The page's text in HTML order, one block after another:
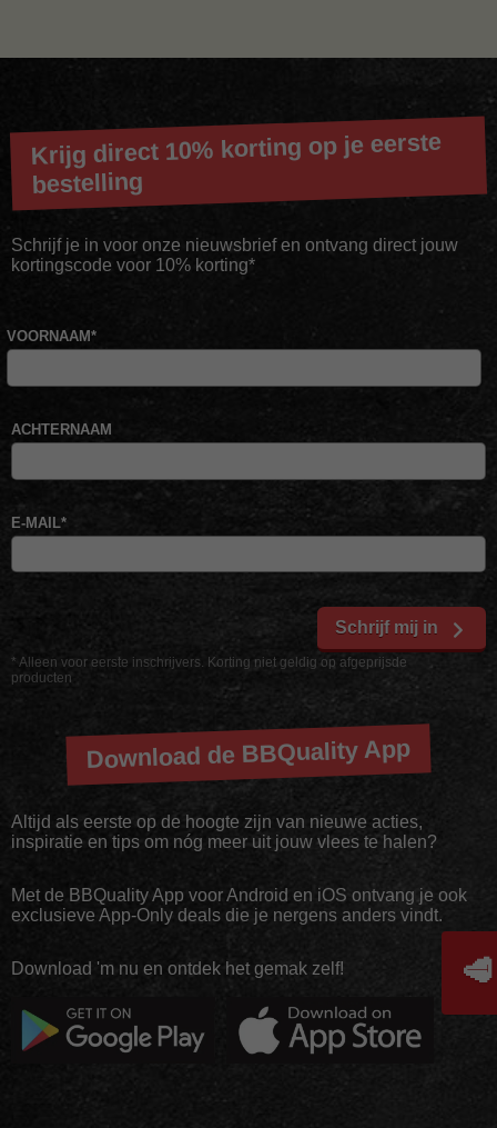
Krijg direct 10% korting op je eerste
bestelling
Schrijf je in voor onze nieuwsbrief en ontvang direct jouw
kortingscode voor 10% korting*
* Alleen voor eerste inschrijvers. Korting niet geldig op afgeprijsde
producten
VOORNAAM*
ACHTERNAAM
E-MAIL*
Schrijf mij in
Download de BBQuality App
Altijd als eerste op de hoogte zijn van nieuwe acties,
inspiratie en tips om nóg meer uit jouw vlees te halen?
Met de BBQuality App voor Android en iOS ontvang je ook
exclusieve App-Only deals die je nergens anders vindt.
Download 'm nu en ontdek het gemak zelf! 🥩